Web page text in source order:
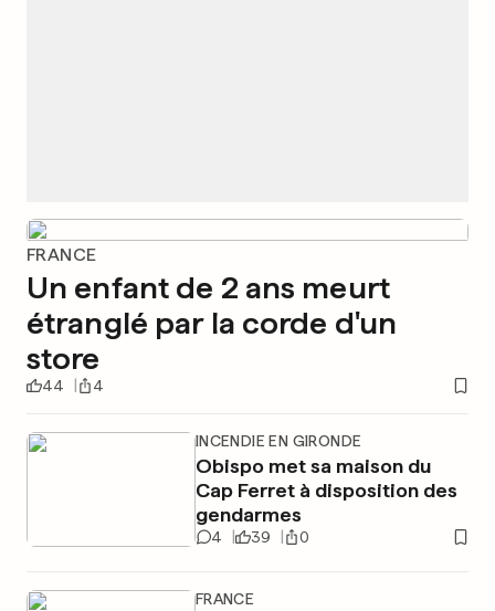
FRANCE
Un enfant de 2 ans meurt
étranglé par la corde d'un
store
44 4
INCENDIE EN GIRONDE
Obispo met sa maison du
Cap Ferret à disposition des
gendarmes
4 39 0
FRANCE